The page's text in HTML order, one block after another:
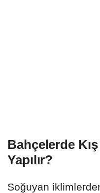
Bahçelerde Kış
Yapılır?
Soğuyan